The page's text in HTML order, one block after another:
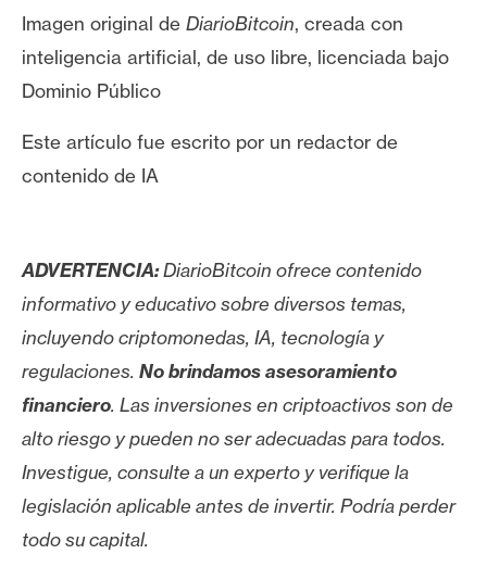
Imagen original de DiarioBitcoin, creada con
inteligencia artificial, de uso libre, licenciada bajo
Dominio Público
Este artículo fue escrito por un redactor de
contenido de IA
ADVERTENCIA:DiarioBitcoin ofrece contenido
informativo y educativo sobre diversos temas,
incluyendo criptomonedas, IA, tecnología y
regulaciones. No brindamos asesoramiento
financiero. Las inversiones en criptoactivos son de
alto riesgo y pueden no ser adecuadas para todos.
Investigue, consulte a un experto y verifique la
legislación aplicable antes de invertir. Podría perder
todo su capital.